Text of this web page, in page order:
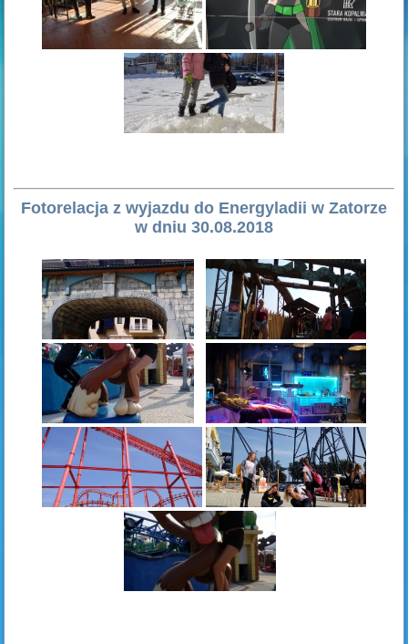
Fotorelacja z wyjazdu do Energyladii w Zatorze
w dniu 30.08.2018